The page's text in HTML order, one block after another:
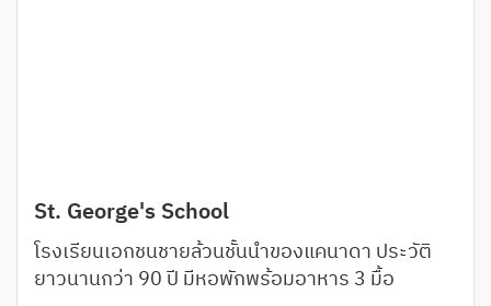
St. George's School
โรงเรียนเอกชนชายล้วนชั้นนำของแคนาดา ประวัติ
ยาวนานกว่า 90 ปี มีหอพักพร้อมอาหาร 3 มื้อ